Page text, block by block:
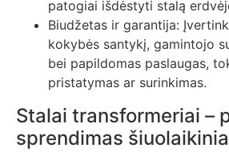
patogiai išdėstyti stalą
Biudžetas ir garantija:
kokybės santykį, gamintojo
bei papildomas paslaugas,
pristatymas ar surinkimas.
Stalai transformeriai –
sprendimas